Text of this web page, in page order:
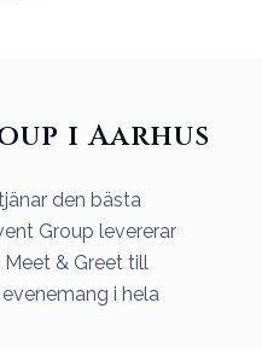
i Aarhus
den bästa
Group levererar
& Greet till
i hela